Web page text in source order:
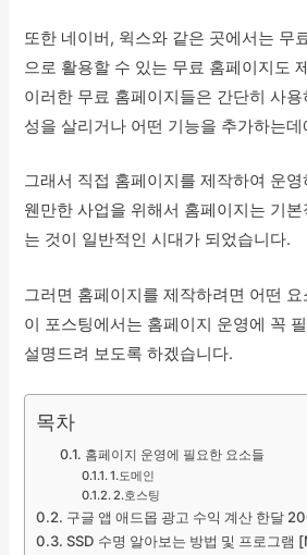
또한 네이버, 윅스와 같은 곳에서는 무
으로 활용할 수 있는 무료 홈페이지도
이러한 무료 홈페이지들은 간단히 사
성을 살리거나 어떤 기능을 추가하는
그래서 직접 홈페이지를 제작하여 운영
웬만한 사업을 위해서 홈페이지는 기
는 것이 일반적인 시대가 되었습니다.
그러면 홈페이지를 제작하려면 어떤
이 포스팅에서는 홈페이지 운영에 꼭
설명드려 보도록 하겠습니다.
목차
홈페이지 운영에 필요한 요소들
1.도메인
2.호스팅
구글 앱 애드몹 광고 수익 계산 한달
SSD 수명 알아보는 방법 및 프로그램